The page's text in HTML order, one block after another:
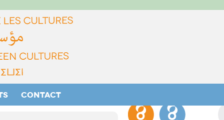
CONTACT